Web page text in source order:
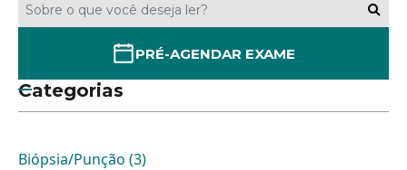
PRÉ-AGENDAR EXAME
Categorias
Biópsia/Punção (3)